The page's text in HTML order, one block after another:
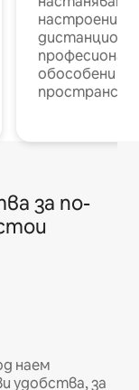
настроени и
обособени
за по-
наем
удобства, за